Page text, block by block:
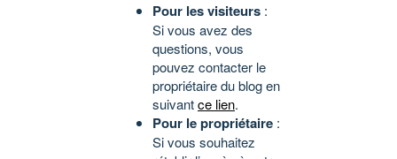
Pour les visiteurs :
Si vous avez des
questions, vous
pouvez contacter le
propriétaire du blog en
suivantce lien.
Pour le propriétaire :
Si vous souhaitez